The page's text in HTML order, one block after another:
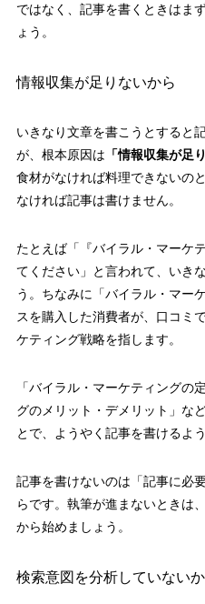
ではなく、記事を書くときはま
ょう。
情報収集が足りないから
いきなり文章を書こうとすると
が、根本原因は 「情報収集が足
食材がなければ料理できないの
なければ記事は書けません。
たとえば「『バイラル・マーケ
てください」と言われて、いき
う。ちなみに「バイラル・マー
スを購入した消費者が、口コミ
ケティング戦略を指します。
「バイラル・マーケティングの
グのメリット・デメリット」な
とで、ようやく記事を書けるよ
記事を書けないのは「記事に必
らです。執筆が進まないときは
から始めましょう。
検索意図を分析していない